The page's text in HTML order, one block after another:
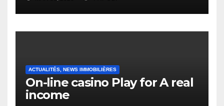
English Vocabulary Learners
Heap Change
ACTUALITÉS, NEWS IMMOBILIÈRES
On-line casino Play for A real
income